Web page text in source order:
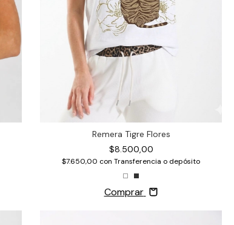
Remera Tigre Flores
$8.500,00
$7.650,00 con Transferencia o depósito
Comprar